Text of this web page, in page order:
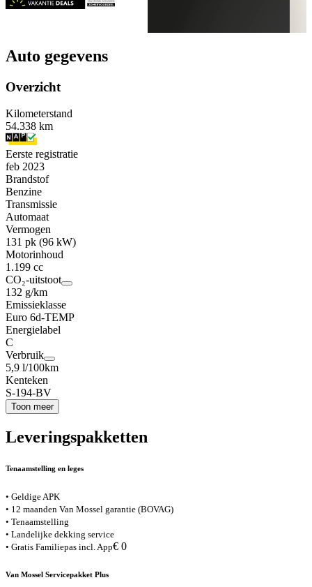
Auto gegevens
Overzicht
Kilometerstand
54.338 km
Eerste registratie
feb 2023
Brandstof
Benzine
Transmissie
Automaat
Vermogen
131 pk (96 kW)
Motorinhoud
1.199 cc
CO₂-uitstoot
132 g/km
Emissieklasse
Euro 6d-TEMP
Energielabel
C
Verbruik
5,9 l/100km
Kenteken
S-194-BV
Toon meer
Leveringspakketten
Tenaamstelling en leges
• Geldige APK
• 12 maanden Van Mossel garantie (BOVAG)
• Tenaamstelling
• Landelijke dekking service
• Gratis Familiepas incl. App€ 0
Van Mossel Servicepakket Plus